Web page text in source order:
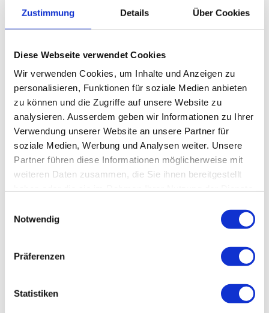
Zustimmung Details Über Cookies
Diese Webseite verwendet Cookies
Wir verwenden Cookies, um Inhalte und Anzeigen zu
personalisieren, Funktionen für soziale Medien anbieten
zu können und die Zugriffe auf unsere Website zu
analysieren. Ausserdem geben wir Informationen zu Ihrer
Verwendung unserer Website an unsere Partner für
soziale Medien, Werbung und Analysen weiter. Unsere
Partner führen diese Informationen möglicherweise mit
weiteren Daten zusammen, die Sie ihnen bereitgestellt
Notwendig
Präferenzen
Statistiken
WEINKELLER
IN TELFS